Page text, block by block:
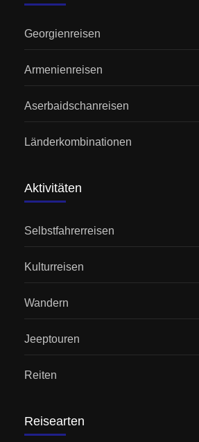
Georgienreisen
Armenienreisen
Aserbaidschanreisen
Länderkombinationen
Aktivitäten
Selbstfahrerreisen
Kulturreisen
Wandern
Jeeptouren
Reiten
Reisearten